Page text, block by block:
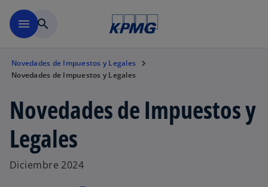
menu search
Novedades de Impuestos y Legales
Novedades de Impuestos y Legales
Novedades de Impuestos y
Legales
Diciembre 2024